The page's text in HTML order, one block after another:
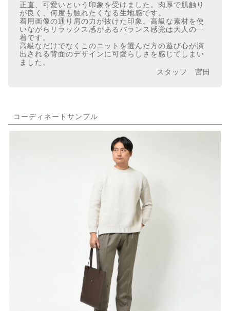
正直、可愛いという印象を受けました。肉厚で肌触り
が良く、何度も触れたくなる生地感です。
着用画像の通り肩の力が抜けた印象。高級な素材を使
いながらリラックス感があるバランス感覚は大人の一
着です。
高級なだけでなくこのニットを選んだ方の遊び心が演
出される背面のデザインに可愛らしさを感じてしまい
ました。
スタッフ 宮田
コーディネートサンプル